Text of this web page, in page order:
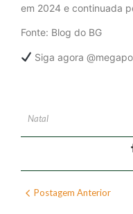
em 2024 e continuada
Fonte: Blog do BG
Siga agora
Natal
Postagem Anterior